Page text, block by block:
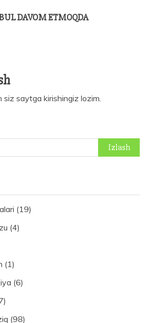
DAVOM ETMOQDA
siz saytga kirishingiz lozim.
(19)
(4)
(1)
(6)
(98)